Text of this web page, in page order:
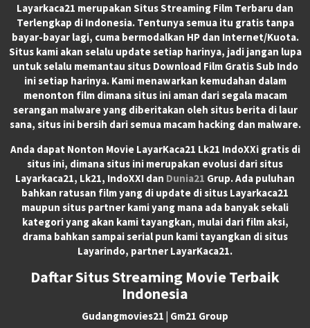
Layarkaca21 merupakan Situs Streaming Film Terbaru dan
Terlengkap di Indonesia. Tentunya semua itu gratis tanpa
bayar-bayar lagi, cuma bermodalkan HP dan Internet/Kuota.
Situs kami akan selalu update setiap harinya, jadi jangan lupa
untuk selalu memantau situs Download Film Gratis Sub Indo
ini setiap harinya. Kami menawarkan kemudahan dalam
menonton film dimana situs ini aman dari segala macam
serangan malware yang diberitakan oleh situs berita di laur
sana, situs ini bersih dari semua macam hacking dan malware.
Anda dapat Nonton Movie LayarKaca21 Lk21 IndoXXigratis di
situs ini, dimana situs ini merupakan evolusi dari situs
Layarkaca21, Lk21, IndoXXI dan Dunia21 Grup. Ada puluhan
bahkan ratusan film yang di update di situs Layarkaca21
maupun situs partner kami yang mana ada banyak sekali
kategori yang akan kami tayangkan, mulai dari film aksi,
drama bahkan sampai serial pun kami tayangkan di situs
Layarindo, partner LayarKaca21.
Daftar Situs Streaming Movie Terbaik
Indonesia
Gudangmovies21 | Gm21 Group